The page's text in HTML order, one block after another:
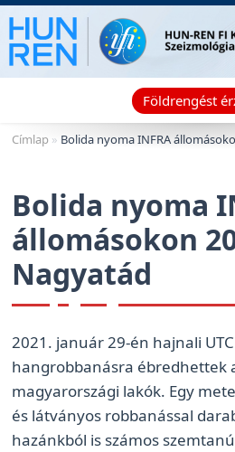
Skip
to
content
Földrengést
Címlap » Bolida nyoma INFRA
Bolida nyoma
állomásokon
Nagyatád
2021. január 29-én hajnali
hangrobbanásra ébredhettek
magyarországi lakók. Egy
és látványos robbanással
hazánkból is számos